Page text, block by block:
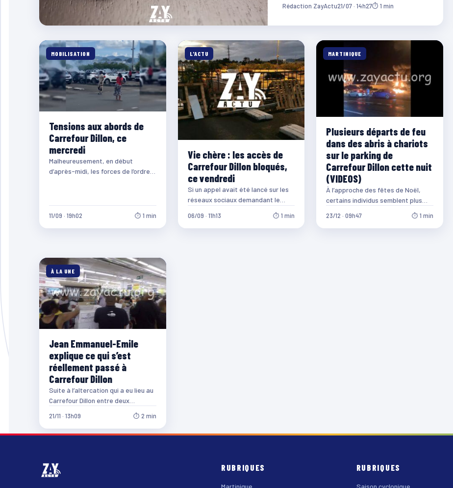
Rédaction ZayActu21/07 · 14h27⏱ 1 min
MOBILISATION
Tensions aux abords de
Carrefour Dillon, ce
mercredi
Malheureusement, en début
d’après-midi, les forces de l’ordre
11/09 · 19h02 ⏱ 1 min
L'ACTU
Vie chère : les accès de
Carrefour Dillon bloqués,
ce vendredi
Si un appel avait été lancé sur les
réseaux sociaux demandant le
a…
06/09 · 11h13 ⏱ 1 min
MARTINIQUE
Plusieurs départs de feu
dans des abris à chariots
sur le parking de
Carrefour Dillon cette nuit
(VIDEOS)
À l’approche des fêtes de Noël,
certains individus semblent plus
excités que jamais. En effet, vers
minuit la…
23/12 · 09h47 ⏱ 1 min
À LA UNE
Jean Emmanuel-Emile
explique ce qui s’est
réellement passé à
Carrefour Dillon
Suite à l’altercation qui a eu lieu au
Carrefour Dillon entre deux
hommes, qui aurait pu tourner au…
21/11 · 13h09 ⏱ 2 min
RUBRIQUES RUBRIQUES